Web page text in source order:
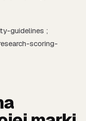
guidelines ;
scoring-